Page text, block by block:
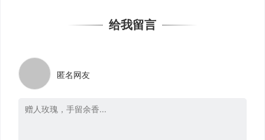
给我留言
匿名网友